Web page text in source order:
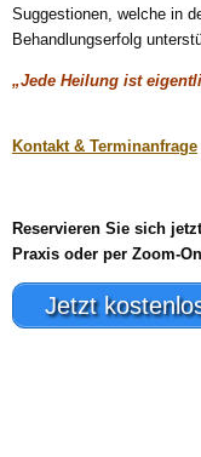
Suggestionen, welche in
Behandlungserfolg
„Jede Heilung ist
Kontakt & Terminanfrage
Reservieren Sie sich
Praxis oder per Zoom-
Jetzt